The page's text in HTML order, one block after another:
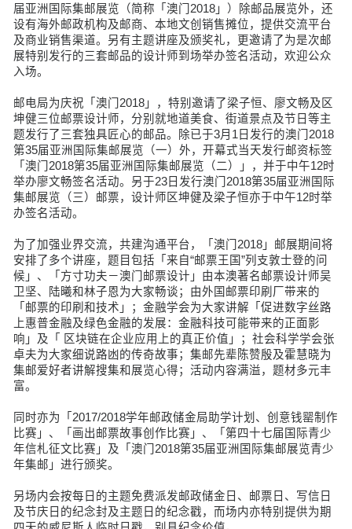
届亚洲国际集邮展览（简称「澳门2018」）除邮品展览外，还
设有海外邮政机构及邮商、本地文创销售摊位，提供交流平台
及商业销售渠道。另有主题讲座及颁奖礼，更邀请了为是次邮
展特别发行的三套邮品的设计师到场举办签名活动，欢迎公众
入场。
邮电局为庆祝「澳门2018」，特别邀请了梁子恒、廖文畅及区
坤健三位邮票设计师，分别就地道美食、街道景点及节日等主
题发行了三套独具匠心的邮品。除已于3月1日发行的澳门2018
第35届亚洲国际集邮展览（一）外，开幕式当天发行邮资标签
「澳门2018第35届亚洲国际集邮展览（二）」，并于中午12时
举办廖文畅签名活动。另于23日发行澳门2018第35届亚洲国际
集邮展览（三）邮票，设计师区坤健及梁子恒亦于中午12时举
办签名活动。
为了加强业界交流，共建沟通平台，「澳门2018」邮展期间将
安排了多个讲座，题目包括「来自“邮票王国”列支敦士登的问
候」、「方寸功夫－澳门邮票设计」由本澳著名邮票设计师吴
卫坚、陆曦和林子恩为大家畅谈；由外国邮票印刷厂带来的
「邮票的印刷和技术」；金融学会为大家讲解「促进数字丝路
上惠普金融及绿色金融的发展：金融科技可能带来的正面影
响」及「 区块链在企业应用上的真正价值」；社会科学学会张
卓夫为大家细说路凼的传奇故事；集邮先辈陈赞殷及霍慧晓为
集邮爱好者讲解搜集和展览心得；活动内容满溢，题材多元丰
富。
同时亦为「2017/2018学年邮政储金局助学计划、创意钱罂制作
比赛」、「画出邮票故事创作比赛」、「第四十七届国际青少
年信札征文比赛」及「澳门2018第35届亚洲国际集邮展览青少
年集邮」进行颁奖。
另场内会按每日的主题免费派发邮政储金日、邮票日、写信日
及节庆日的纪念封及主题日的纪念戳，而场内亦特别提供为期